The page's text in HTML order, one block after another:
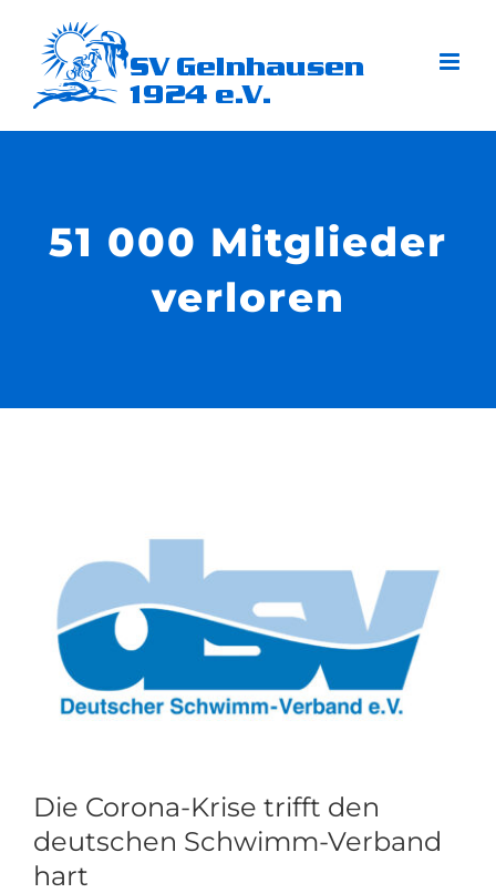
Inhalt
springen
51 000 Mitglieder
verloren
Bild
Die Corona-Krise trifft den
deutschen Schwimm-Verband
hart